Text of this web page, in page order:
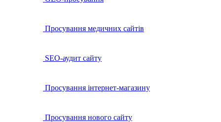
Просування медичних сайтів
SEO-аудит сайту
Просування інтернет-магазину
Просування нового сайту